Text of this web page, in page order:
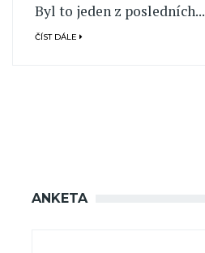
Byl to jeden z posledních...
ČÍST DÁLE
ANKETA